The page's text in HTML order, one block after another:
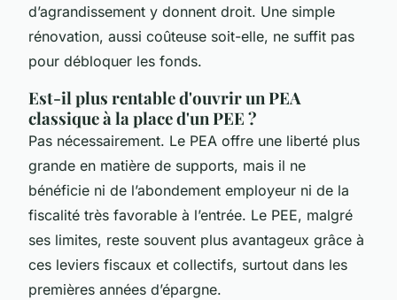
d’agrandissement y donnent droit. Une simple
rénovation, aussi coûteuse soit-elle, ne suffit pas
pour débloquer les fonds.
Est-il plus rentable d'ouvrir un PEA
classique à la place d'un PEE ?
Pas nécessairement. Le PEA offre une liberté plus
grande en matière de supports, mais il ne
bénéficie ni de l’abondement employeur ni de la
fiscalité très favorable à l’entrée. Le PEE, malgré
ses limites, reste souvent plus avantageux grâce à
ces leviers fiscaux et collectifs, surtout dans les
premières années d’épargne.